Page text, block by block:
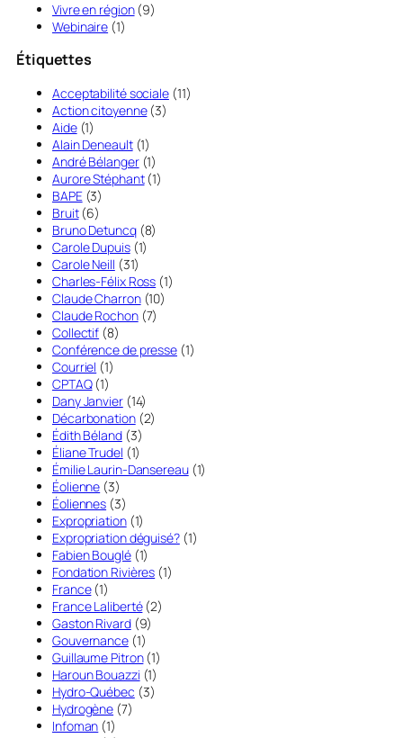
Vivre en région(9)
Webinaire (1)
Étiquettes
Acceptabilité sociale(11)
Action citoyenne(3)
Aide(1)
Alain Deneault(1)
André Bélanger(1)
Aurore Stéphant(1)
BAPE(3)
Bruit(6)
Bruno Detuncq(8)
Carole Dupuis(1)
Carole Neill (31)
Charles-Félix Ross (1)
Claude Charron(10)
Claude Rochon(7)
Collectif (8)
Conférence de presse (1)
Courriel (1)
CPTAQ(1)
Dany Janvier(14)
Décarbonation(2)
Édith Béland(3)
Éliane Trudel (1)
Émilie Laurin-Dansereau(1)
Éolienne (3)
Éoliennes (3)
Expropriation(1)
Expropriation déguisé?(1)
Fabien Bouglé(1)
Fondation Rivières (1)
France(1)
France Laliberté(2)
Gaston Rivard(9)
Gouvernance(1)
Guillaume Pitron(1)
Haroun Bouazzi (1)
Hydro-Québec (3)
Hydrogène (7)
Infoman (1)